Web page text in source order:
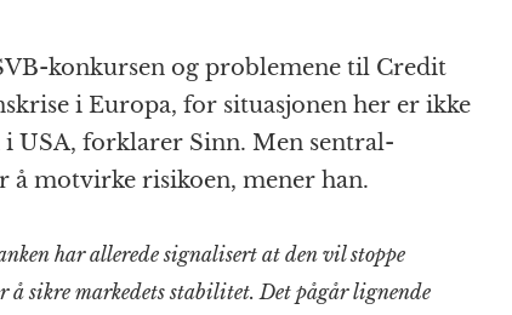
konkursen og problemene til Credit
i Europa, for situasjonen her er ikke
USA, forklarer Sinn. Men sentral­
å motvirke risikoen, mener han.
har allerede signalisert at den vil stoppe
å sikre markedets stabilitet. Det pågår lignende